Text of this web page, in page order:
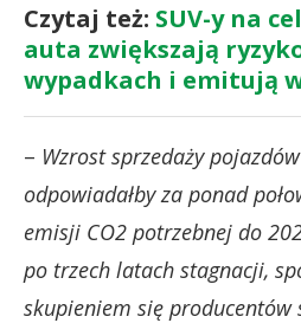
Czytaj też: SUV-y na
auta zwiększają
wypadkach i emitują
– Wzrost sprzedaży
odpowiadałby za ponad
emisji CO2 potrzebnej do
po trzech latach stagnacji,
skupieniem się producentów